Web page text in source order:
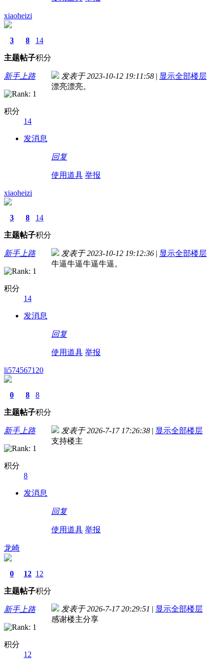
xiaoheizi
3
主题
8
帖子
14
积分
新手上路
积分
14
发消息
发表于 2023-10-12 19:11:58 | 显示全部楼层
漂亮漂亮。
回复
使用道具 举报
xiaoheizi
3
主题
8
帖子
14
积分
新手上路
积分
14
发消息
发表于 2023-10-12 19:12:36 | 显示全部楼层
牛逼牛逼牛逼牛逼。
回复
使用道具 举报
li574567120
0
主题
8
帖子
8
积分
新手上路
积分
8
发消息
发表于 2026-7-17 17:26:38 | 显示全部楼层
支持楼主
回复
使用道具 举报
龙崎
0
主题
12
帖子
12
积分
新手上路
积分
12
发表于 2026-7-17 20:29:51 | 显示全部楼层
感谢楼主分享